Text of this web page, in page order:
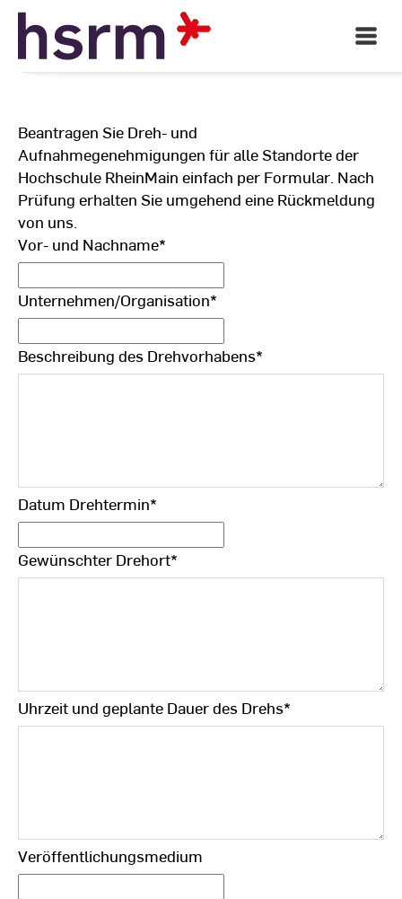
Skip
Content
Open
Main
Beantragen Sie Dreh- und
Aufnahmegenehmigungen für alle Standorte der
Hochschule RheinMain einfach per Formular. Nach
Prüfung erhalten Sie umgehend eine Rückmeldung
von uns.
Vor- und Nachname*
Unternehmen/Organisation*
Beschreibung des Drehvorhabens*
Datum Drehtermin*
Gewünschter Drehort*
Uhrzeit und geplante Dauer des Drehs*
Veröffentlichungsmedium